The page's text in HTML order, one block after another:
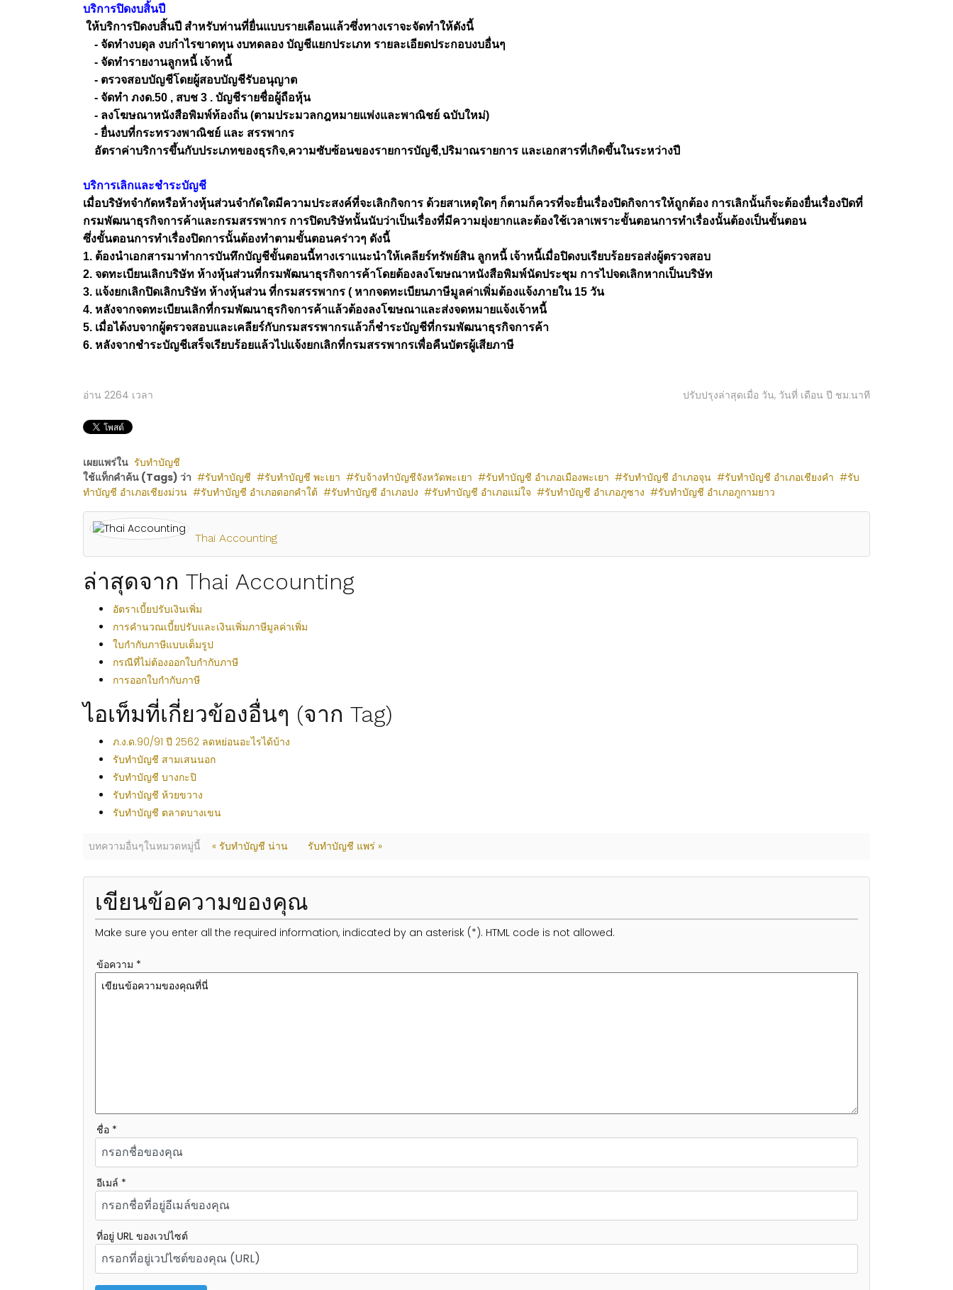
บริการปิดงบสิ้นปี
ให้บริการปิดงบสิ้นปี สำหรับท่านที่ยื่นแบบรายเดือนแล้วซึ่งทางเราจะจัดทำให้ดังนี้
- จัดทำงบดุล งบกำไรขาดทุน งบทดลอง บัญชีแยกประเภท รายละเอียดประกอบงบอื่นๆ
- จัดทำรายงานลูกหนี้ เจ้าหนี้
- ตรวจสอบบัญชีโดยผู้สอบบัญชีรับอนุญาต
- จัดทำ ภงด.50 , สบช 3 . บัญชีรายชื่อผู้ถือหุ้น
- ลงโฆษณาหนังสือพิมพ์ท้องถิ่น (ตามประมวลกฎหมายแพ่งและพาณิชย์ ฉบับใหม่)
- ยื่นงบที่กระทรวงพาณิชย์ และ สรรพากร
อัตราค่าบริการขึ้นกับประเภทของธุรกิจ,ความซับซ้อนของรายการบัญชี,ปริมาณรายการ และเอกสารที่เกิดขึ้นในระหว่างปี
บริการเลิกและชำระบัญชี
เมื่อบริษัทจำกัดหรือห้างหุ้นส่วนจำกัดใดมีความประสงค์ที่จะเลิกกิจการ ด้วยสาเหตุใดๆ ก็ตามก็ควรที่จะยื่นเรื่องปิดกิจการให้ถูกต้อง การเลิกนั้นก็จะต้องยื่นเรื่องปิดที่
กรมพัฒนาธุรกิจการค้าและกรมสรรพากร การปิดบริษัทนั้นนับว่าเป็นเรื่องที่มีความยุ่งยากและต้องใช้เวลาเพราะขั้นตอนการทำเรื่องนั้นต้องเป็นขั้นตอน
ซึ่งขั้นตอนการทำเรื่องปิดการนั้นต้องทำตามขั้นตอนคร่าวๆ ดังนี้
1. ต้องนำเอกสารมาทำการบันทึกบัญชีขั้นตอนนี้ทางเราแนะนำให้เคลียร์ทรัพย์สิน ลูกหนี้ เจ้าหนี้เมื่อปิดงบเรียบร้อยรอส่งผู้ตรวจสอบ
2. จดทะเบียนเลิกบริษัท ห้างหุ้นส่วนที่กรมพัฒนาธุรกิจการค้าโดยต้องลงโฆษณาหนังสือพิมพ์นัดประชุม การไปจดเลิกหากเป็นบริษัท
3. แจ้งยกเลิกปิดเลิกบริษัท ห้างหุ้นส่วน ที่กรมสรรพากร ( หากจดทะเบียนภาษีมูลค่าเพิ่มต้องแจ้งภายใน 15 วัน
4. หลังจากจดทะเบียนเลิกที่กรมพัฒนาธุรกิจการค้าแล้วต้องลงโฆษณาและส่งจดหมายแจ้งเจ้าหนี้
5. เมื่อได้งบจากผู้ตรวจสอบและเคลียร์กับกรมสรรพากรแล้วก็ชำระบัญชีที่กรมพัฒนาธุรกิจการค้า
6. หลังจากชำระบัญชีเสร็จเรียบร้อยแล้วไปแจ้งยกเลิกที่กรมสรรพากรเพื่อคืนบัตรผู้เสียภาษี
อ่าน 2264 เวลา ปรับปรุงล่าสุดเมื่อ วัน, วันที่ เดือน ปี ชม:นาที
เผยแพร่ใน รับทำบัญชี
ใช้แท็กคำค้น (Tags) ว่า
รับทำบัญชี รับทำบัญชี พะเยา รับจ้างทำบัญชีจังหวัดพะเยา รับทำบัญชี อำเภอเมืองพะเยา รับทำบัญชี อำเภอจุน รับทำบัญชี อำเภอเชียงคำ
รับ
ทำบัญชี อำเภอเชียงม่วน
รับทำบัญชี อำเภอดอกคำใต้ รับทำบัญชี อำเภอปง รับทำบัญชี อำเภอแม่ใจ รับทำบัญชี อำเภอภูซาง รับทำบัญชี อำเภอภูกามยาว
Thai Accounting
ล่าสุดจาก Thai Accounting
อัตราเบี้ยปรับเงินเพิ่ม
การคำนวณเบี้ยปรับและเงินเพิ่มภาษีมูลค่าเพิ่ม
ใบกำกับภาษีแบบเต็มรูป
กรณีที่ไม่ต้องออกใบกำกับภาษี
การออกใบกำกับภาษี
ไอเท็มที่เกี่ยวข้องอื่นๆ (จาก Tag)
ภ.ง.ด.90/91 ปี 2562 ลดหย่อนอะไรได้บ้าง
รับทำบัญชี สามเสนนอก
รับทำบัญชี บางกะปิ
รับทำบัญชี ห้วยขวาง
รับทำบัญชี ตลาดบางเขน
บทความอื่นๆในหมวดหมู่นี้ « รับทำบัญชี น่าน รับทำบัญชี แพร่ »
เขียนข้อความของคุณ
Make sure you enter all the required information, indicated by an asterisk (*). HTML code is not allowed.
ข้อความ *
ชื่อ *
อีเมล์ *
ที่อยู่ URL ของเวปไซต์